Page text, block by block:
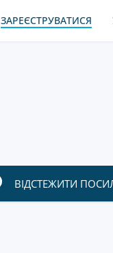
ЗАРЕЄСТРУВАТИСЯ
ВІДСТЕЖИТИ